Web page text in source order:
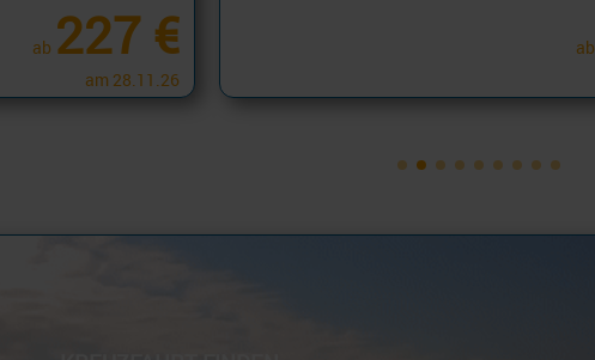
ab 227 €
am 28.11.26
ab